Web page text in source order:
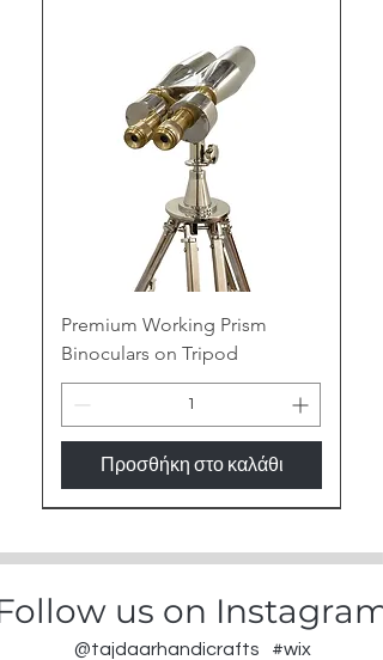
Premium Working Prism
Binoculars on Tripod
Προσθήκη στο καλάθι
us on Instagram
#wix
@tajdaarhandicrafts